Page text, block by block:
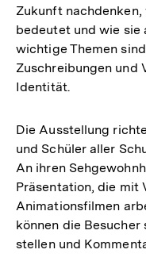
Zukunft
bedeutet und wie sie
wichtige Themen
Zuschreibungen und
Identität.
Die Ausstellung
und Schüler aller
An ihren
Präsentation, die mit
Animationsfilmen
können die
stellen und